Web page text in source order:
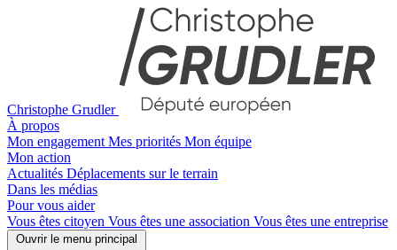
Christophe Grudler
À propos
Mon engagement Mes priorités Mon équipe
Mon action
Actualités Déplacements sur le terrain
Dans les médias
Pour vous aider
Vous êtes citoyen Vous êtes une association Vous êtes une entreprise
Ouvrir le menu principal